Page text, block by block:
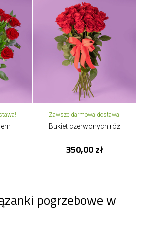
Zawsze darmowa dostawa!
Bukiet czerwonych róż
350,00 zł
pogrzebowe w